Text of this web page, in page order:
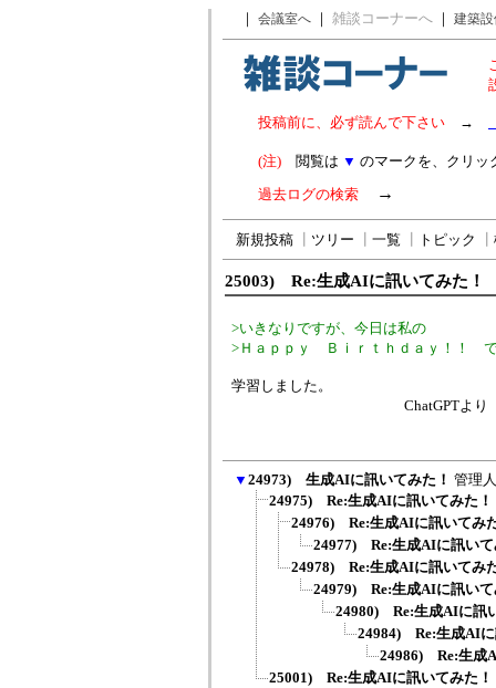
｜ 会議室へ ｜ 雑談コーナーへ ｜ 建築
投稿前に、必ず読んで下さい →
(注) 閲覧は ▼ のマークを、クリッ
過去ログの検索 →
新規投稿 ツリー 一覧 トピック
25003) Re:生成AIに訊いてみた！
>いきなりですが、今日は私の
>Ｈａｐｐｙ Ｂｉｒｔｈｄａｙ！！
学習しました。
ChatGPTより
▼ 24973) 生成AIに訊いてみた！ 管理
24975) Re:生成AIに訊いてみた！
24976) Re:生成AIに訊いてみ
24977) Re:生成AIに訊いて
24978) Re:生成AIに訊いてみ
24979) Re:生成AIに訊いて
24980) Re:生成AIに訊
24984) Re:生成AIに
24986) Re:生成
25001) Re:生成AIに訊いてみた！